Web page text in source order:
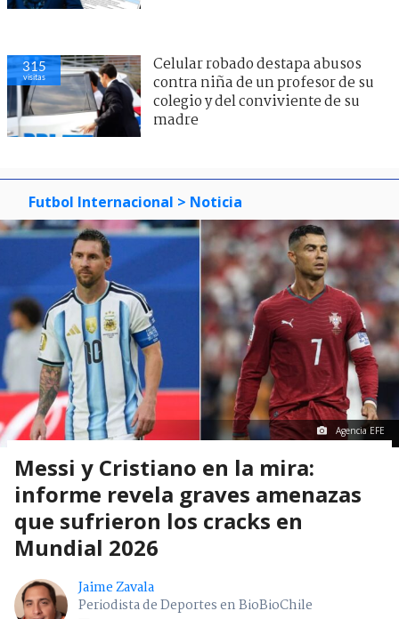
315
visitas
Celular robado destapa abusos
contra niña de un profesor de su
colegio y del conviviente de su
madre
Futbol Internacional > Noticia
Agencia EFE
Messi y Cristiano en la mira:
informe revela graves amenazas
que sufrieron los cracks en
Mundial 2026
Jaime Zavala
Periodista de Deportes en BioBioChile